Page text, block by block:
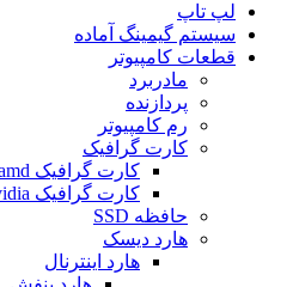
لپ تاپ
سیستم گیمینگ آماده
قطعات کامپیوتر
مادربرد
پردازنده
رم کامپیوتر
کارت گرافیک
کارت گرافیک amd
کارت گرافیک nvidia
حافظه SSD
هارد دیسک
هارد اینترنال